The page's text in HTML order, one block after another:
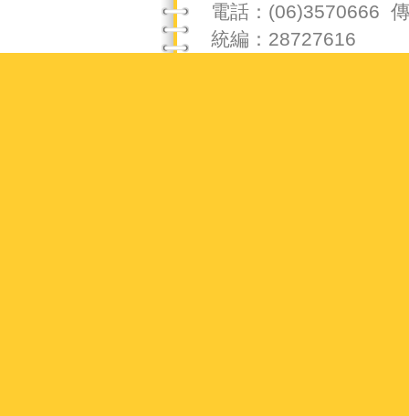
電話：(06)3570666
統編：28727616